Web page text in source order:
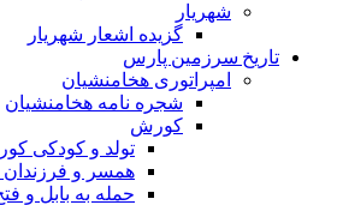
شهریار
گزیده اشعار شهریار
تاریخ سرزمین پارس
امپراتوری هخامنشیان
شجره نامه هخامنشیان
کورش
تولد و کودکی
همسر و
حمله به بابل و